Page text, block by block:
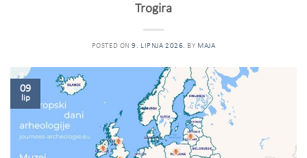
Trogira
POSTED ON9. LIPNJA 2026. BY MAJA
09
lip